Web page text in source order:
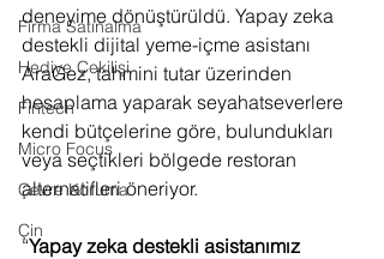
Firma Satınalma
Hediye Çekilişi
Fintech
Micro Focus
Çevre Koruma
Çin
deneyime dönüştürüldü. Yapay zeka
destekli dijital yeme-içme asistanı
AraGez, tahmini tutar üzerinden
hesaplama yaparak seyahatseverlere
kendi bütçelerine göre, bulundukları
veya seçtikleri bölgede restoran
alternatifleri öneriyor.
“Yapay zeka destekli asistanımız